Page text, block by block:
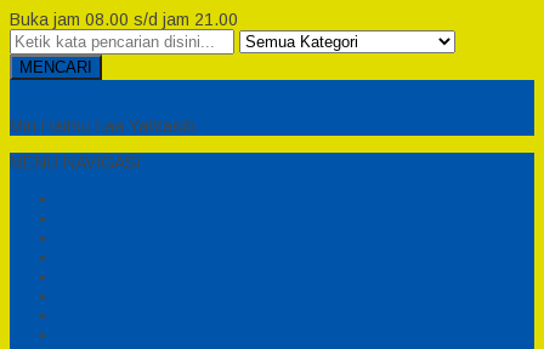
Buka jam 08.00 s/d jam 21.00
MENCARI
Min Haitsu Laa Yahtasib
MENU NAVIGASI